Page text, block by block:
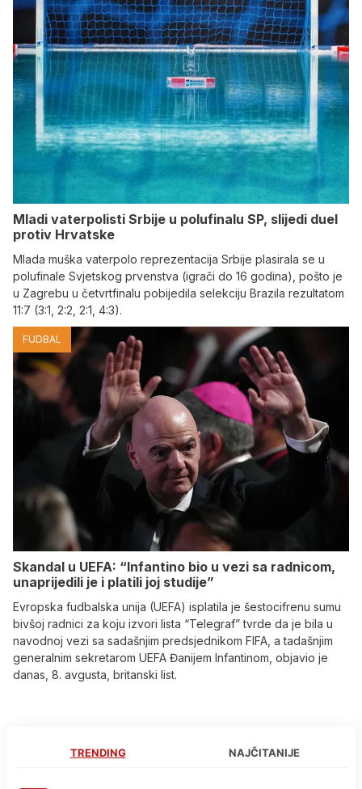
Mladi vaterpolisti Srbije u polufinalu SP, slijedi duel
protiv Hrvatske
Mlada muška vaterpolo reprezentacija Srbije plasirala se u
polufinale Svjetskog prvenstva (igrači do 16 godina), pošto je
u Zagrebu u četvrtfinalu pobijedila selekciju Brazila rezultatom
11:7 (3:1, 2:2, 2:1, 4:3).
FUDBAL
Skandal u UEFA: “Infantino bio u vezi sa radnicom,
unaprijedili je i platili joj studije”
Evropska fudbalska unija (UEFA) isplatila je šestocifrenu sumu
bivšoj radnici za koju izvori lista “Telegraf” tvrde da je bila u
navodnoj vezi sa sadašnjim predsjednikom FIFA, a tadašnjim
generalnim sekretarom UEFA Đanijem Infantinom, objavio je
danas, 8. avgusta, britanski list.
TRENDING NAJČITANIJE